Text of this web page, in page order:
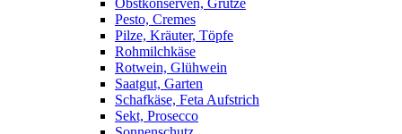
Obstkonserven, Grütze
Pesto, Cremes
Pilze, Kräuter, Töpfe
Rohmilchkäse
Rotwein, Glühwein
Saatgut, Garten
Schafkäse, Feta Aufstrich
Sekt, Prosecco